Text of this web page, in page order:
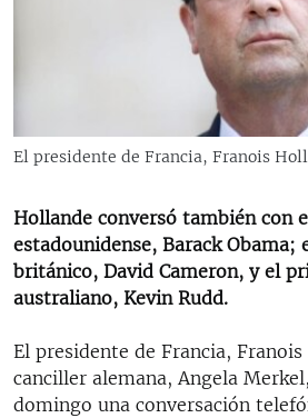
LA REALIDAD DE LA VIVIENDA EN
KENTU-CUBANO
LOS SANTOS DE HIALEAH
DESINFORMACIÓN RUSA EN
EDITORIALES
El presidente de Francia, Franois
Hollande conversó también con
estadounidense, Barack Obama;
británico, David Cameron, y el
australiano, Kevin Rudd.
El presidente de Francia,
canciller alemana, Angela
domingo una conversación